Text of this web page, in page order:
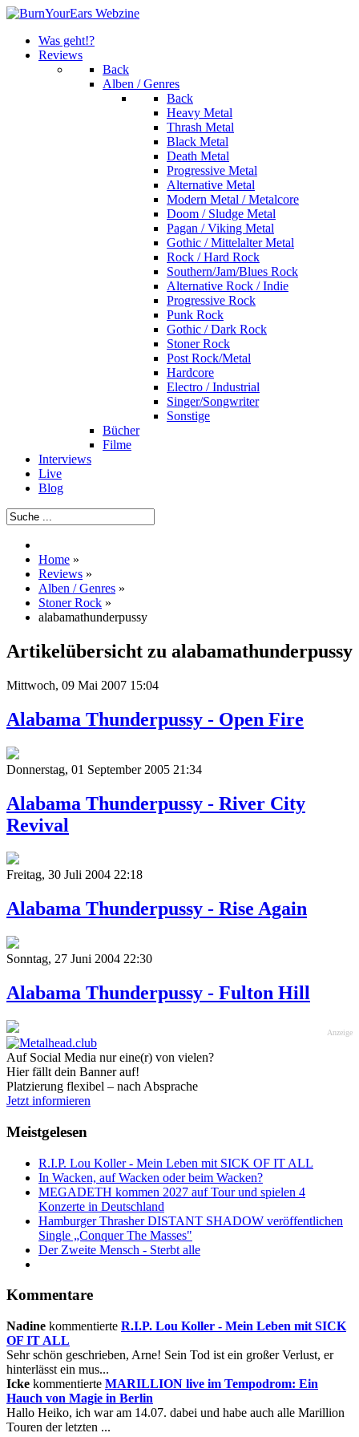
Was geht!?
Reviews
Back
Alben / Genres
Back
Heavy Metal
Thrash Metal
Black Metal
Death Metal
Progressive Metal
Alternative Metal
Modern Metal / Metalcore
Doom / Sludge Metal
Pagan / Viking Metal
Gothic / Mittelalter Metal
Rock / Hard Rock
Southern/Jam/Blues Rock
Alternative Rock / Indie
Progressive Rock
Punk Rock
Gothic / Dark Rock
Stoner Rock
Post Rock/Metal
Hardcore
Electro / Industrial
Singer/Songwriter
Sonstige
Bücher
Filme
Interviews
Live
Blog
Home »
Reviews »
Alben / Genres »
Stoner Rock »
alabamathunderpussy
Artikelübersicht zu alabamathunderpussy
Mittwoch, 09 Mai 2007 15:04
Alabama Thunderpussy - Open Fire
Donnerstag, 01 September 2005 21:34
Alabama Thunderpussy - River City
Revival
Freitag, 30 Juli 2004 22:18
Alabama Thunderpussy - Rise Again
Sonntag, 27 Juni 2004 22:30
Alabama Thunderpussy - Fulton Hill
Anzeige
Auf Social Media nur eine(r) von vielen?
Hier fällt dein Banner auf!
Platzierung flexibel – nach Absprache
Jetzt informieren
Meistgelesen
R.I.P. Lou Koller - Mein Leben mit SICK OF IT ALL
In Wacken, auf Wacken oder beim Wacken?
MEGADETH kommen 2027 auf Tour und spielen 4
Konzerte in Deutschland
Hamburger Thrasher DISTANT SHADOW veröffentlichen
Single „Conquer The Masses"
Der Zweite Mensch - Sterbt alle
Kommentare
Nadine kommentierte R.I.P. Lou Koller - Mein Leben mit SICK
OF IT ALL
Sehr schön geschrieben, Arne! Sein Tod ist ein großer Verlust, er
hinterlässt ein mus...
Icke kommentierte MARILLION live im Tempodrom: Ein
Hauch von Magie in Berlin
Hallo Heiko, ich war am 14.07. dabei und habe auch alle Marillion
Touren der letzten ...